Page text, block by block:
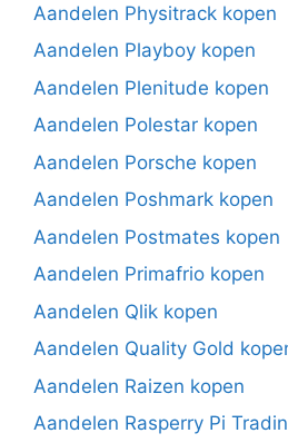
Aandelen Physitrack kopen
Aandelen Playboy kopen
Aandelen Plenitude kopen
Aandelen Polestar kopen
Aandelen Porsche kopen
Aandelen Poshmark kopen
Aandelen Postmates kopen
Aandelen Primafrio kopen
Aandelen Qlik kopen
Aandelen Quality Gold
Aandelen Raizen kopen
Aandelen Rasperry Pi